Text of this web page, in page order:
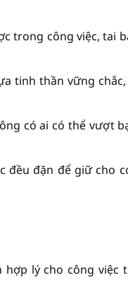
trong công việc, tai
tinh thần vững
có ai có thể vượt
đều đặn để giữ cho
hợp lý cho công việc